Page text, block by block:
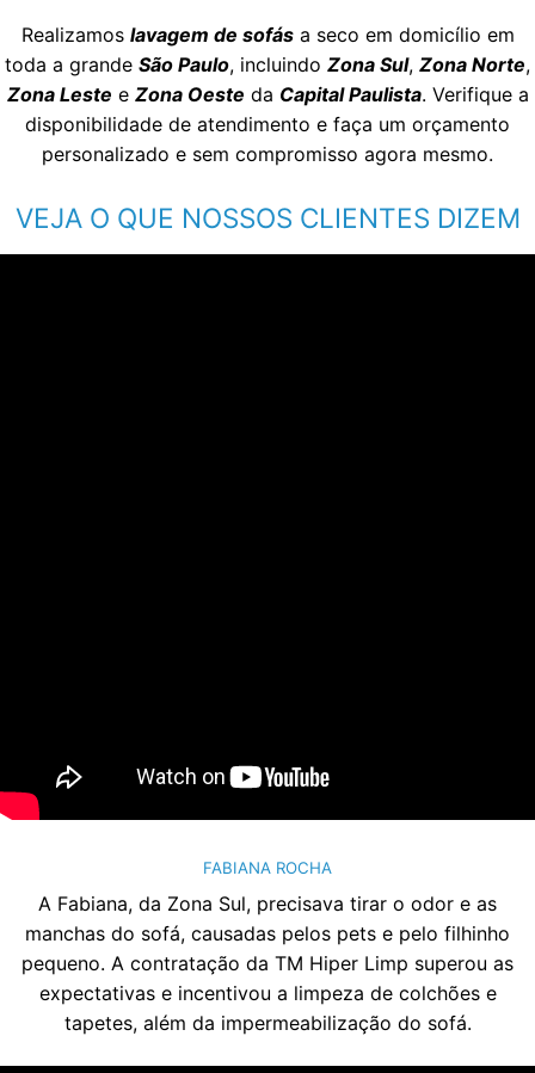
Realizamos lavagem de sofása seco em domicílio em
toda a grande São Paulo, incluindo Zona Sul, Zona Norte,
Zona Leste e Zona Oeste da Capital Paulista. Verifique a
disponibilidade de atendimento e faça um orçamento
personalizado e sem compromisso agora mesmo.
VEJA O QUE NOSSOS CLIENTES DIZEM
FABIANA ROCHA
A Fabiana, da Zona Sul, precisava tirar o odor e as
manchas do sofá, causadas pelos pets e pelo filhinho
pequeno. A contratação da TM Hiper Limp superou as
expectativas e incentivou a limpeza de colchões e
tapetes, além da impermeabilização do sofá.